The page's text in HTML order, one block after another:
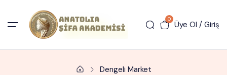
0
Üye Ol / Giriş
Dengeli Market